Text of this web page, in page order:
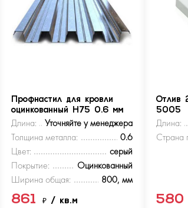
Профнастил для кровли
оцинкованный Н75 0.6 мм
Длина:
Уточняйте у менеджера
Толщина металла:
0.6
Цвет:
серый
Покрытие:
Оцинкованный
Ширина общая:
800, мм
861₽/ кв.м
Отлив
5005
Длина:
Страна